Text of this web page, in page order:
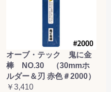
オーブ・テック 鬼に金
棒 NO.30 （30mmホ
ルダー＆刃 赤色＃2000）
￥3,410